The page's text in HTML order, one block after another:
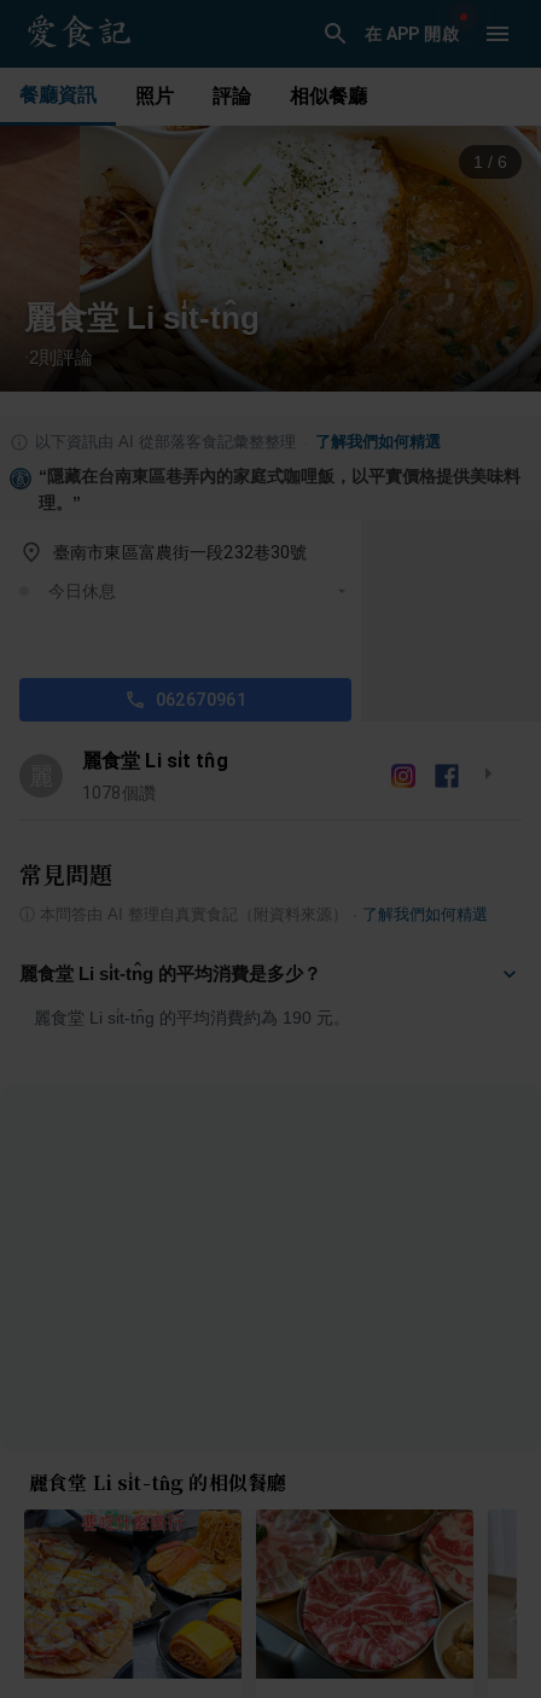
在 APP 開啟
餐廳資訊 照片 評論 相似餐廳
1 / 6
麗食堂 Li si̍t-tn̂g
2 則評論
以下資訊由 AI 從部落客食記彙整整理 了解我們如何精選
“隱藏在台南東區巷弄內的家庭式咖哩飯，以平實價格提供美味料
理。 ”
臺南市東區富農街一段232巷30號
今日休息
062670961
麗食堂 Li si̍t tn̂g
1078個讚
常見問題
本問答由 AI 整理自真實食記（附資料來源） 了解我們如何精選
麗食堂 Li si̍t-tn̂g 的平均消費是多少？
麗食堂 Li si̍t-tn̂g 的平均消費約為 190 元。
麗食堂 Li si̍t-tn̂g 的相似餐廳